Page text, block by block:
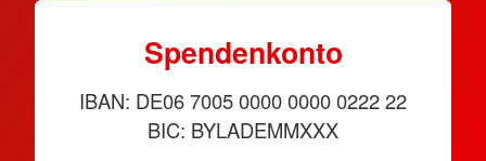
Spendenkonto
IBAN: DE06 7005 0000 0000 0222 22
BIC: BYLADEMMXXX